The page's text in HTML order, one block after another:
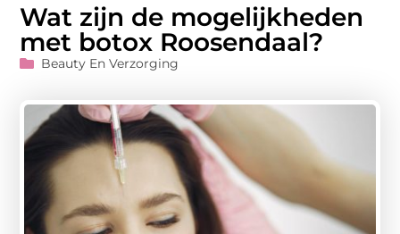
Wat zijn de mogelijkheden
met botox Roosendaal?
Beauty En Verzorging